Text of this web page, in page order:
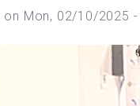
on Mon, 02/10/2025 -